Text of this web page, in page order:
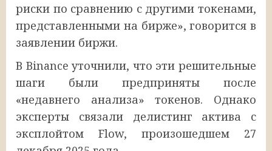
риски по сравнению с другими токенами,
представленными на бирже», говорится в
заявлении биржи.
В Binance уточнили, что эти решительные
шаги были предприняты после
«недавнего анализа» токенов. Однако
эксперты связали делистинг актива с
эксплойтом Flow, произошедшем 27